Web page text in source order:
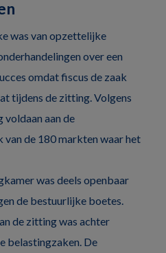
was van opzettelijke
over een
omdat fiscus de zaak
tijdens de zitting. Volgens
aan de
de 180 markten waar het
was deels openbaar
de bestuurlijke boetes.
de zitting was achter
belastingzaken. De